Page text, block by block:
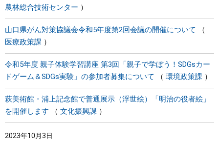
農林総合技術センター
山口県がん対策協議会令和5年度第2回会議の開催について
医療政策課
令和5年度 親子体験学習講座 第3回「親子で学ぼう！SDGsカー
ドゲーム＆SDGs実験」の参加者募集について
環境政策課
萩美術館・浦上記念館で普通展示（浮世絵）「明治の役者絵」
を開催します
文化振興課
2023年10月3日